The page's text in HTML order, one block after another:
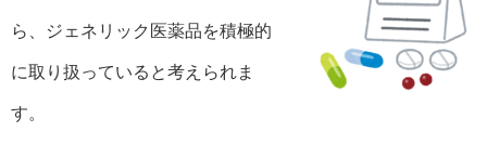
ら、ジェネリック医薬品を積極的
に取り扱っていると考えられま
す。